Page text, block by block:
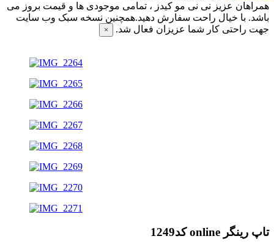
همراهان عزیز نی نی مو کیدز ، تمامی موجودی ها و قیمت بروز می
باشد. با خیال راحت سفارش دهید.همچنین نسخه سبک وب سایت
جهت راحتی کار شما عزیزان فعال شد.
×
تاپ رینگر online کد1249